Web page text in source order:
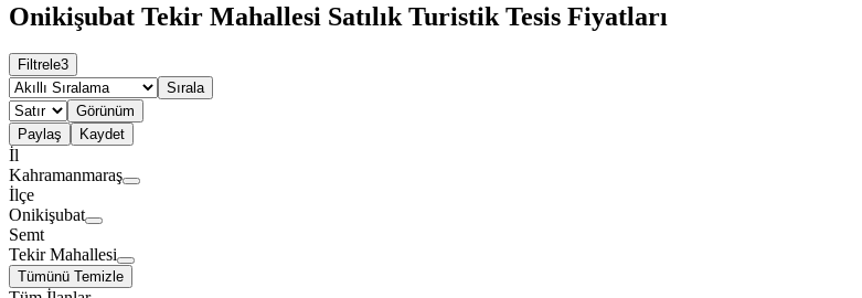
Onikişubat Tekir Mahallesi Satılık Turistik Tesis Fiyatları
Filtrele3
Sırala
Görünüm
Paylaş
Kaydet
İl
Kahramanmaraş
İlçe
Onikişubat
Semt
Tekir Mahallesi
Tümünü Temizle